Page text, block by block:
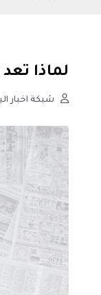
لماذا تعد
شبكة اخبار